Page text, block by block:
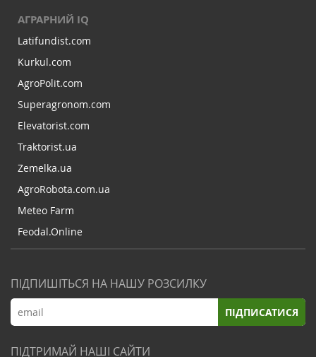
АГРАРНИЙ IQ
Latifundist.com
Kurkul.com
AgroPolit.com
Superagronom.com
Elevatorist.com
Traktorist.ua
Zemelka.ua
AgroRobota.com.ua
Meteo Farm
Feodal.Online
ПІДПИШІТЬСЯ НА НАШУ РОЗСИЛКУ
ПІДПИСАТИСЯ
ПІДТРИМАЙ НАШІ САЙТИ